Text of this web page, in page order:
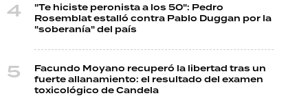
"Te hiciste peronista a los 50": Pedro
Rosemblat estalló contra Pablo Duggan por la
"soberanía" del país
Facundo Moyano recuperó la libertad tras un
fuerte allanamiento: el resultado del examen
toxicológico de Candela